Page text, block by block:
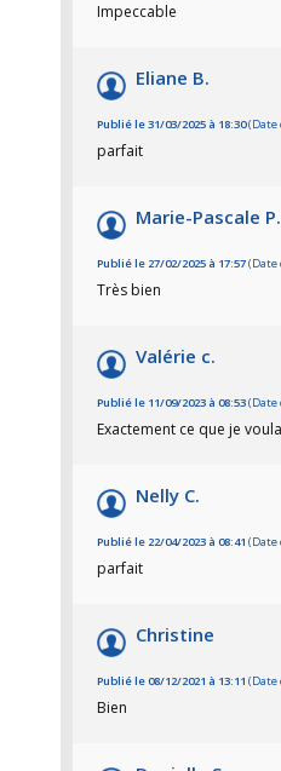
Impeccable
Eliane B.
Publié le 31/03/2025 à 18:30(Date
parfait
Marie-Pascale P.
Publié le 27/02/2025 à 17:57(Date
Très bien
Valérie c.
Publié le 11/09/2023 à 08:53(Date
Exactement ce que je
Nelly C.
Publié le 22/04/2023 à 08:41 (Date
parfait
Christine
Publié le 08/12/2021 à 13:11 (Date
Bien